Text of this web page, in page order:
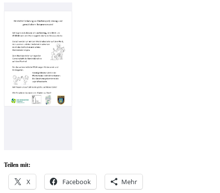
Teilen mit:
X Facebook Mehr